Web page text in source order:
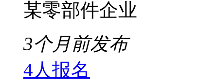
某零部件企业
3个月前发布
4人报名